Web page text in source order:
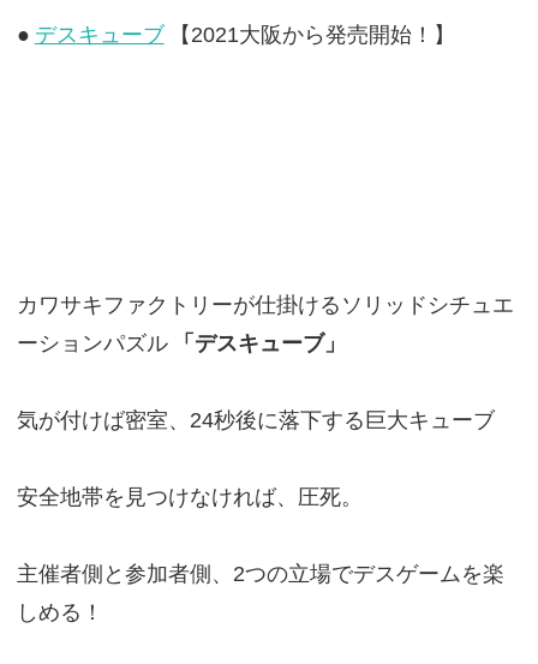
● デスキューブ 【2021大阪から発売開始！】
カワサキファクトリーが仕掛けるソリッドシチュエ
ーションパズル
「デスキューブ」
気が付けば密室、24秒後に落下する巨大キューブ
安全地帯を見つけなければ、圧死。
主催者側と参加者側、2つの立場でデスゲームを楽
しめる！